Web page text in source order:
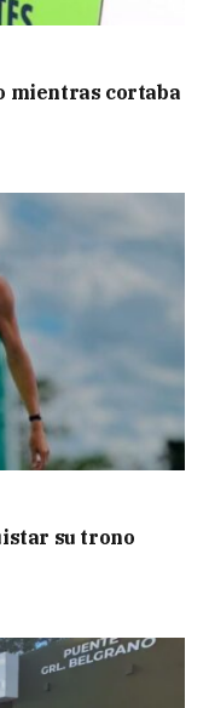
mientras cortaba
su trono